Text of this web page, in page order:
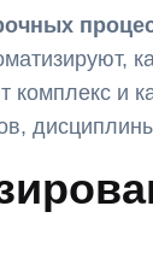
комплекс и